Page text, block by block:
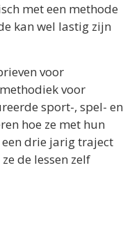
met een methode
kan wel lastig zijn
voor
voor
sport-, spel- en
hoe ze met hun
drie jarig traject
de lessen zelf